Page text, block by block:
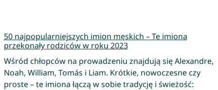
50 najpopularniejszych imion męskich – Te imiona
przekonały rodziców w roku 2023
Wśród chłopców na prowadzeniu znajdują się Alexandre,
Noah, William, Tomás i Liam. Krótkie, nowoczesne czy
proste – te imiona łączą w sobie tradycję i świeżość: